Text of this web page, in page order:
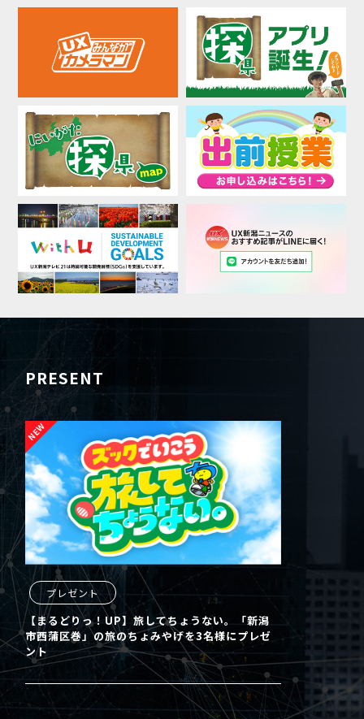
PRESENT
プレゼント
【まるどりっ！UP】旅してちょうない。「新潟
市西蒲区巻」の旅のちょみやげを3名様にプレゼ
ント